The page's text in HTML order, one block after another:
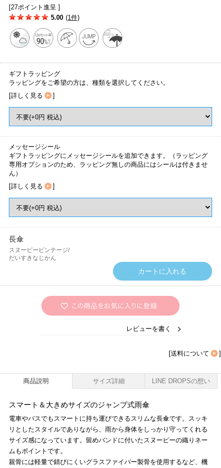
[27ポイント進呈 ]
5.00 (1件)
ギフトラッピング
ラッピングをご希望の方は、種類を選択してください。
[詳しく見る ]
メッセージシール
ギフトラッピングにメッセージシールを追加できます。（ラッピング
専用オプションのため、ラッピング無しの商品にはシールは付きませ
ん）
[詳しく見る ]
長傘
スヌーピービンテージ/
だいすきなじかん
レビューを書く
[送料について ]
商品説明 サイズ詳細 LINE DROPSの想い
スマート＆大きめサイズのジャンプ式雨傘
電車やバスでもスマートに持ち運びできるスリムな長傘です。スッキ
リとしたスタイルでありながら、雨から身体をしっかり守ってくれる
サイズ感になっています。留めバンドに付いたスヌーピーの織りネー
ムもポイントです。
親骨には軽量で錆びにくいグラスファイバー製骨を使用するなど、機